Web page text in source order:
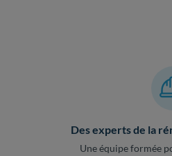
Des experts de la
Une équipe formée